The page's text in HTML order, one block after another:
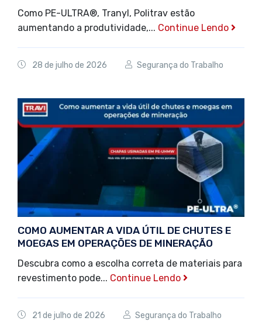
Como PE-ULTRA®️, Tranyl, Politrav estão
aumentando a produtividade,... Continue Lendo
28 de julho de 2026 Segurança do Trabalho
COMO AUMENTAR A VIDA ÚTIL DE CHUTES E
MOEGAS EM OPERAÇÕES DE MINERAÇÃO
Descubra como a escolha correta de materiais para
revestimento pode... Continue Lendo
21 de julho de 2026 Segurança do Trabalho